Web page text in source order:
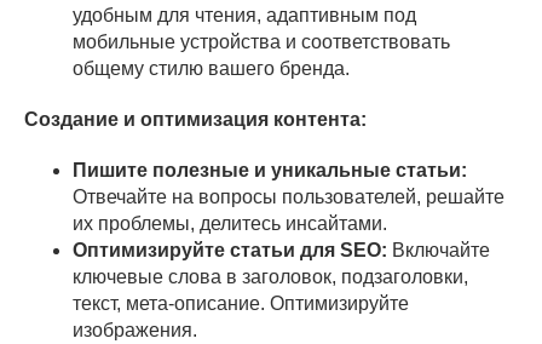
удобным для чтения, адаптивным под
мобильные устройства и соответствовать
общему стилю вашего бренда.
Создание и оптимизация контента:
Пишите полезные и уникальные статьи:
Отвечайте на вопросы пользователей, решайте
их проблемы, делитесь инсайтами.
Оптимизируйте статьи для SEO: Включайте
ключевые слова в заголовок, подзаголовки,
текст, мета-описание. Оптимизируйте
изображения.